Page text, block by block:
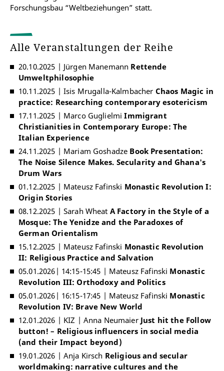
Forschungsbau “Weltbeziehungen” statt.
Alle Veranstaltungen der Reihe
20.10.2025 | Jürgen Manemann Rettende
Umweltphilosophie
10.11.2025 | Isis Mrugalla-Kalmbacher Chaos Magic in
practice: Researching contemporary esotericism
17.11.2025 | Marco GuglielmiImmigrant
Christianities in Contemporary Europe: The
Italian Experience
24.11.2025 | Mariam Goshadze Book Presentation:
The Noise Silence Makes. Secularity and Ghana's
Drum Wars
01.12.2025 | Mateusz Fafinski Monastic Revolution I:
Origin Stories
08.12.2025 | Sarah Wheat A Factory in the Style of a
Mosque: The Yenidze and the Paradoxes of
German Orientalism
15.12.2025 | Mateusz Fafinski Monastic Revolution
II: Religious Practice and Salvation
05.01.2026| 14:15-15:45 | Mateusz Fafinski Monastic
Revolution III: Orthodoxy and Politics
05.01.2026| 16:15-17:45 | Mateusz Fafinski Monastic
Revolution IV: Brave New World
12.01.2026 | KIZ | Anna Neumaier Just hit the Follow
button! – Religious influencers in social media
(and their Impact beyond)
19.01.2026 | Anja Kirsch Religious and secular
worldmaking: narrative cultures and the